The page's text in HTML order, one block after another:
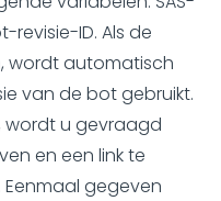
revisie-ID. Als de
wordt automatisch
van de bot gebruikt.
wordt u gevraagd
en een link te
gegeven